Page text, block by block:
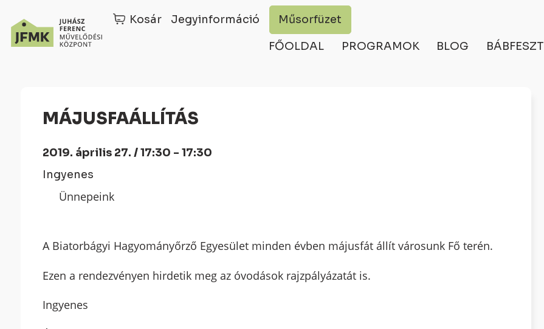
navigációhoz
Kosár Jegyinformáció Műsorfüzet
FŐOLDAL PROGRAMOK BLOG BÁBFESZT
MÁJUSFAÁLLÍTÁS
2019. április 27. / 17:30 - 17:30
Ingyenes
Ünnepeink
A Biatorbágyi Hagyományőrző Egyesület minden évben májusfát állít városunk Fő terén.
Ezen a rendezvényen hirdetik meg az óvodások rajzpályázatát is.
Ingyenes